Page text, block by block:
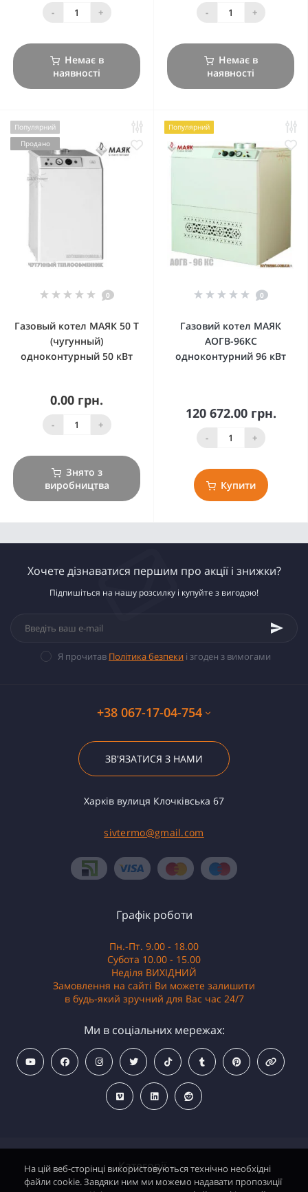
- +
Немає в
наявності
- +
Немає в
наявності
Популярний
Продано
0
Газовый котел МАЯК 50 Т
(чугунный)
одноконтурный 50 кВт
0.00 грн.
- +
Знято з
виробництва
Популярний
0
Газовий котел МАЯК
АОГВ-96КС
одноконтурний 96 кВт
120 672.00 грн.
- +
Купити
Хочете дізнаватися першим про акції і знижки?
Підпишіться на нашу розсилку і купуйте з вигодою!
Я прочитав Політика безпеки і згоден з вимогами
+38 067-17-04-754
ЗВ'ЯЗАТИСЯ З НАМИ
Харків вулиця Клочківська 67
sivtermo@gmail.com
Категорії
Графік роботи
Пн.-Пт. 9.00 - 18.00
Субота 10.00 - 15.00
Неділя ВИХІДНИЙ
Замовлення на сайті Ви можете залишити
в будь-який зручний для Вас час 24/7
Ми в соціальних мережах:
На цій веб-сторінці використовуються технічно необхідні
файли cookie. Завдяки ним ми можемо надавати пропозиції